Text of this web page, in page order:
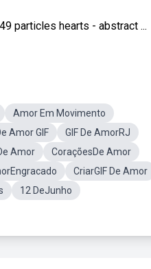
particles hearts - abstract ...
Amor Em Movimento
Amor GIF
GIF De AmorRJ
Amor
CoraçõesDe Amor
CriarGIF De Amor
12 DeJunho